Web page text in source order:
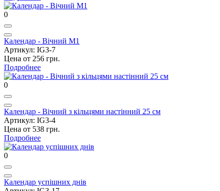
0
Календар - Вічний M1
Артикул: IG3-7
Цена от 256 грн.
Подробнее
0
Календар - Вічний з кільцями настінний 25 см
Артикул: IG3-4
Цена от 538 грн.
Подробнее
0
Календар успішних днів